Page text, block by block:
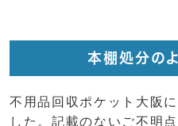
本棚処分の
不用品回収ポケット大阪
した。記載のないご不明